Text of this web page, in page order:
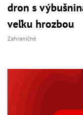
dron s
veľku hrozbou
Zahraničné